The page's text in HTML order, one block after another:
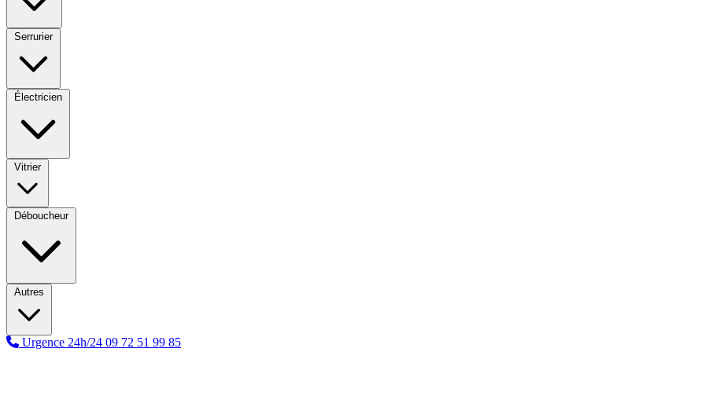
Serrurier
Électricien
Vitrier
Déboucheur
Autres
Urgence 24h/24 09 72 51 99 85